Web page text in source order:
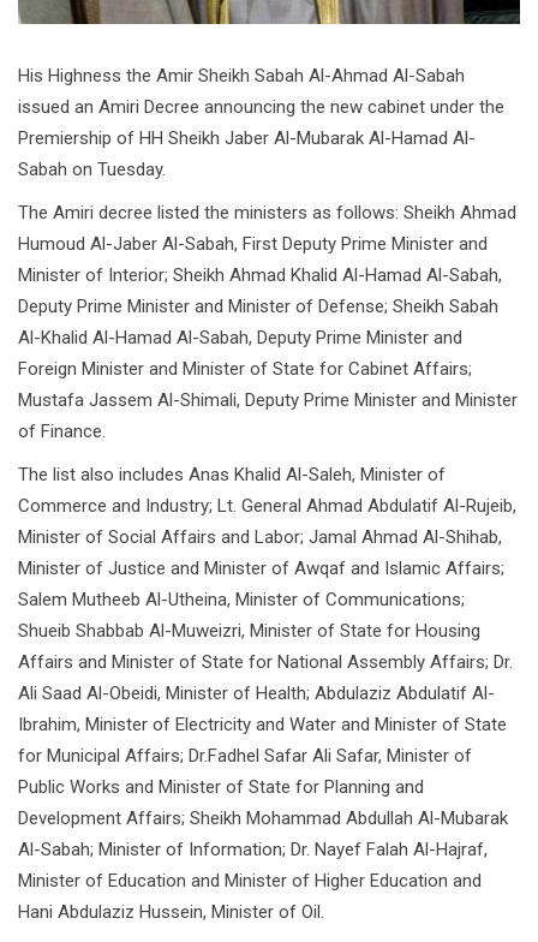
His Highness the Amir Sheikh Sabah Al-Ahmad Al-Sabah
issued an Amiri Decree announcing the new cabinet under the
Premiership of HH Sheikh Jaber Al-Mubarak Al-Hamad Al-
Sabah on Tuesday.
The Amiri decree listed the ministers as follows: Sheikh Ahmad
Humoud Al-Jaber Al-Sabah, First Deputy Prime Minister and
Minister of Interior; Sheikh Ahmad Khalid Al-Hamad Al-Sabah,
Deputy Prime Minister and Minister of Defense; Sheikh Sabah
Al-Khalid Al-Hamad Al-Sabah, Deputy Prime Minister and
Foreign Minister and Minister of State for Cabinet Affairs;
Mustafa Jassem Al-Shimali, Deputy Prime Minister and Minister
of Finance.
The list also includes Anas Khalid Al-Saleh, Minister of
Commerce and Industry; Lt. General Ahmad Abdulatif Al-Rujeib,
Minister of Social Affairs and Labor; Jamal Ahmad Al-Shihab,
Minister of Justice and Minister of Awqaf and Islamic Affairs;
Salem Mutheeb Al-Utheina, Minister of Communications;
Shueib Shabbab Al-Muweizri, Minister of State for Housing
Affairs and Minister of State for National Assembly Affairs; Dr.
Ali Saad Al-Obeidi, Minister of Health; Abdulaziz Abdulatif Al-
Ibrahim, Minister of Electricity and Water and Minister of State
for Municipal Affairs; Dr.Fadhel Safar Ali Safar, Minister of
Public Works and Minister of State for Planning and
Development Affairs; Sheikh Mohammad Abdullah Al-Mubarak
Al-Sabah; Minister of Information; Dr. Nayef Falah Al-Hajraf,
Minister of Education and Minister of Higher Education and
Hani Abdulaziz Hussein, Minister of Oil.